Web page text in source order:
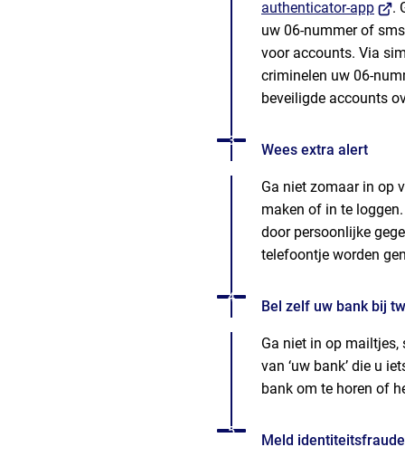
authenticator-app
naar
een
.
uw 06-nummer of
voor accounts. Via
criminelen uw 06-
beveiligde accounts
Wees extra alert
Status: Actief
Opvolgingsnummer:
3
Ga niet zomaar in op
maken of in te
door persoonlijke
telefoontje worden
Bel zelf uw bank bij
Status: Actief
Opvolgingsnummer:
4
Ga niet in op mailtjes,
van ‘uw bank’ die u
bank om te horen of
Meld identiteitsfraude
Status: Actief
Opvolgingsnummer:
5